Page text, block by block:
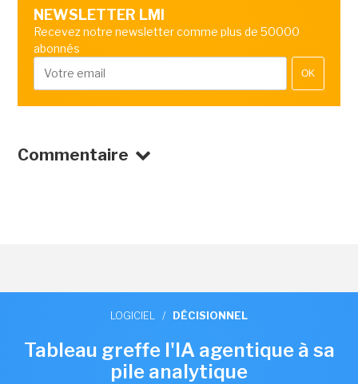
NEWSLETTER LMI
Recevez notre newsletter comme plus de 50000
abonnés
OK
Commentaire
LOGICIEL / DÉCISIONNEL
Tableau greffe l'IA agentique à sa
pile analytique